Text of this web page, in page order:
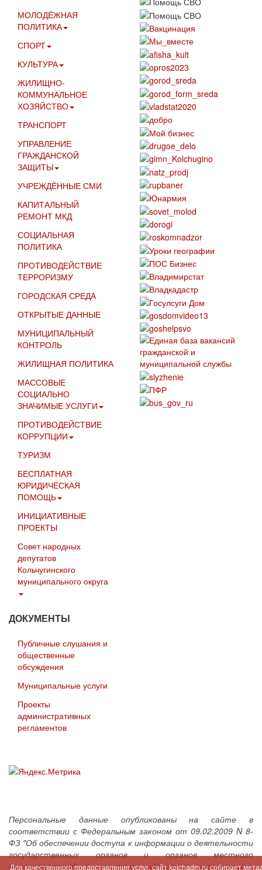
МОЛОДЁЖНАЯ
ПОЛИТИКА
СПОРТ
КУЛЬТУРА
ЖИЛИЩНО-
КОММУНАЛЬНОЕ
ХОЗЯЙСТВО
ТРАНСПОРТ
УПРАВЛЕНИЕ
ГРАЖДАНСКОЙ
ЗАЩИТЫ
УЧРЕЖДЁННЫЕ СМИ
КАПИТАЛЬНЫЙ
РЕМОНТ МКД
СОЦИАЛЬНАЯ
ПОЛИТИКА
ПРОТИВОДЕЙСТВИЕ
ТЕРРОРИЗМУ
ГОРОДСКАЯ СРЕДА
ОТКРЫТЫЕ ДАННЫЕ
МУНИЦИПАЛЬНЫЙ
КОНТРОЛЬ
ЖИЛИЩНАЯ ПОЛИТИКА
МАССОВЫЕ
СОЦИАЛЬНО
ЗНАЧИМЫЕ УСЛУГИ
ПРОТИВОДЕЙСТВИЕ
КОРРУПЦИИ
ТУРИЗМ
БЕСПЛАТНАЯ
ЮРИДИЧЕСКАЯ
ПОМОЩЬ
ИНИЦИАТИВНЫЕ
ПРОЕКТЫ
Совет народных
депутатов
Кольчугинского
муниципального округа
ДОКУМЕНТЫ
Публичные слушания и
общественные
обсуждения
Муниципальные услуги
Проекты
административных
регламентов
Персональные данные опубликованы на сайте в
соответствии с Федеральным законом от 09.02.2009 N 8-
ФЗ "Об обеспечении доступа к информации о деятельности
государственных органов и органов местного
самоуправления" с согласия субъектов персональных
Для качественного предоставления услуг, сайт kolchadm.ru собирает